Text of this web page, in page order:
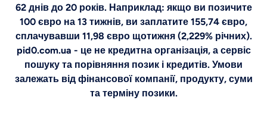
62 днів до 20 років. Наприклад: якщо ви позичите
100 євро на 13 тижнів, ви заплатите 155,74 євро,
сплачувавши 11,98 євро щотижня (2,229% річних).
pid0.com.ua - це не кредитна організація, а сервіс
пошуку та порівняння позик і кредитів. Умови
залежать від фінансової компанії, продукту, суми
та терміну позики.